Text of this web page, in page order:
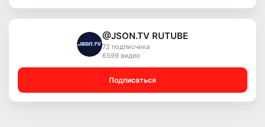
@JSON.TV RUTUBE
72 подписчика
6599 видео
Подписаться